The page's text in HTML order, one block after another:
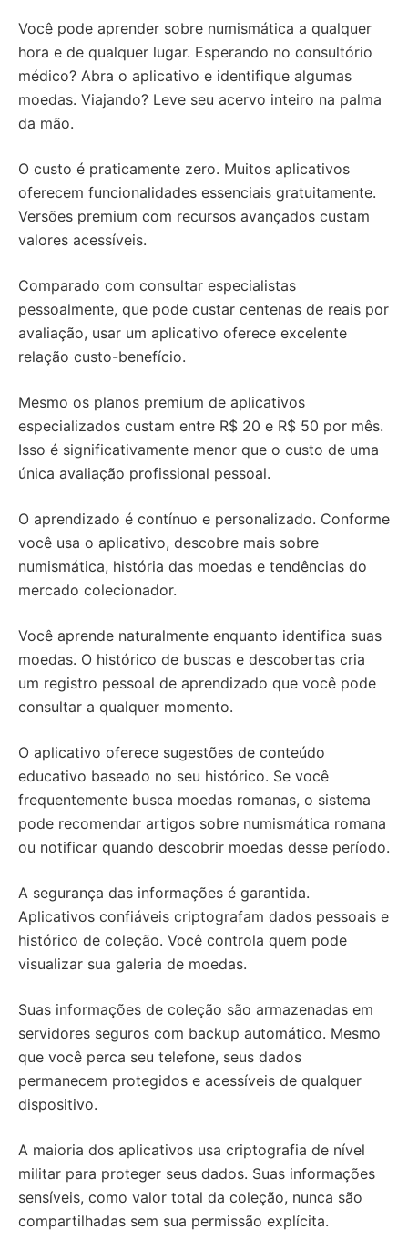
Você pode aprender sobre numismática a qualquer
hora e de qualquer lugar. Esperando no consultório
médico? Abra o aplicativo e identifique algumas
moedas. Viajando? Leve seu acervo inteiro na palma
da mão.
O custo é praticamente zero. Muitos aplicativos
oferecem funcionalidades essenciais gratuitamente.
Versões premium com recursos avançados custam
valores acessíveis.
Comparado com consultar especialistas
pessoalmente, que pode custar centenas de reais por
avaliação, usar um aplicativo oferece excelente
relação custo-benefício.
Mesmo os planos premium de aplicativos
especializados custam entre R$ 20 e R$ 50 por mês.
Isso é significativamente menor que o custo de uma
única avaliação profissional pessoal.
O aprendizado é contínuo e personalizado. Conforme
você usa o aplicativo, descobre mais sobre
numismática, história das moedas e tendências do
mercado colecionador.
Você aprende naturalmente enquanto identifica suas
moedas. O histórico de buscas e descobertas cria
um registro pessoal de aprendizado que você pode
consultar a qualquer momento.
O aplicativo oferece sugestões de conteúdo
educativo baseado no seu histórico. Se você
frequentemente busca moedas romanas, o sistema
pode recomendar artigos sobre numismática romana
ou notificar quando descobrir moedas desse período.
A segurança das informações é garantida.
Aplicativos confiáveis criptografam dados pessoais e
histórico de coleção. Você controla quem pode
visualizar sua galeria de moedas.
Suas informações de coleção são armazenadas em
servidores seguros com backup automático. Mesmo
que você perca seu telefone, seus dados
permanecem protegidos e acessíveis de qualquer
dispositivo.
A maioria dos aplicativos usa criptografia de nível
militar para proteger seus dados. Suas informações
sensíveis, como valor total da coleção, nunca são
compartilhadas sem sua permissão explícita.